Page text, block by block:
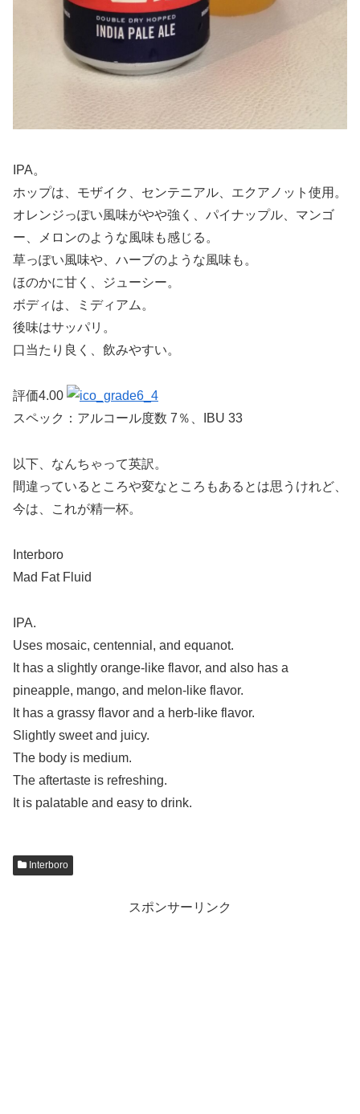
IPA。
ホップは、モザイク、センテニアル、エクアノット使用。
オレンジっぽい風味がやや強く、パイナップル、マンゴ
ー、メロンのような風味も感じる。
草っぽい風味や、ハーブのような風味も。
ほのかに甘く、ジューシー。
ボディは、ミディアム。
後味はサッパリ。
口当たり良く、飲みやすい。
評価4.00
スペック：アルコール度数 7％、IBU 33
以下、なんちゃって英訳。
間違っているところや変なところもあるとは思うけれど、
今は、これが精一杯。
Interboro
Mad Fat Fluid
IPA.
Uses mosaic, centennial, and equanot.
It has a slightly orange-like flavor, and also has a
pineapple, mango, and melon-like flavor.
It has a grassy flavor and a herb-like flavor.
Slightly sweet and juicy.
The body is medium.
The aftertaste is refreshing.
It is palatable and easy to drink.
Interboro
スポンサーリンク